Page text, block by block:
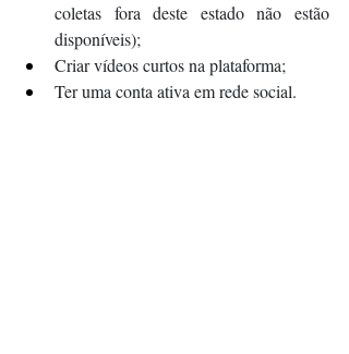
coletas fora deste estado não estão
disponíveis);
Criar vídeos curtos na plataforma;
Ter uma conta ativa em rede social.